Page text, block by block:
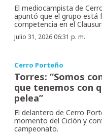
El mediocampista de
apuntó que el grupo está
competencia en el
Julio 31, 2026 06:31 p. m.
Cerro Porteño
Torres: “Somos
que tenemos con
pelea”
El delantero de Cerro
momento del Ciclón y
campeonato.